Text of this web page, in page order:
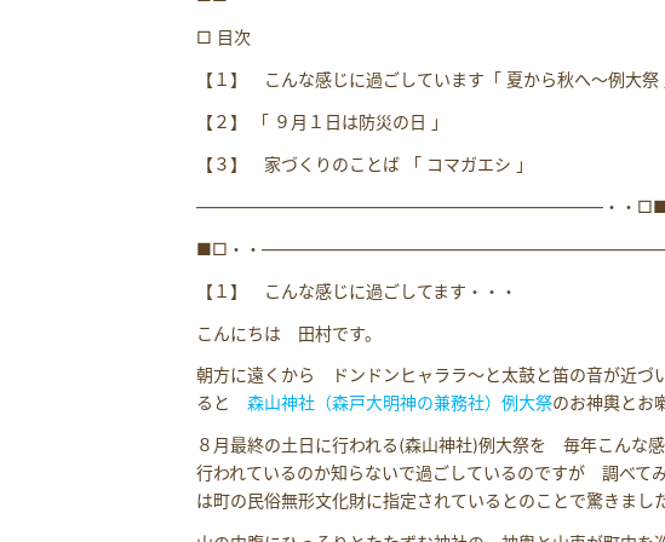
□ 目次
【１】 こんな感じに過ごしています「 夏から秋へ～例大祭
【２】 「 ９月１日は防災の日 」
【３】 家づくりのことば 「 コマガエシ 」
――――――――――――――――――――――――・・
■□・・
【１】 こんな感じに過ごしてます・・・
こんにちは 田村です。
朝方に遠くから ドンドンヒャララ～と太鼓と笛の音が近
ると 森山神社（森戸大明神の兼務社）例大祭のお神輿とお
８月最終の土日に行われる(森山神社)例大祭を 毎年こんな
行われているのか知らないで過ごしているのですが 調べて
は町の民俗無形文化財に指定されているとのことで驚きました